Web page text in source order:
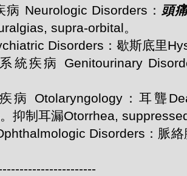
病 Neurologic Disorders： 頭
supra-orbital。
Disorders：歇斯底里
統疾病 Genitourinary
病 Otolaryngology：耳聾
抑制耳漏Otorrhea,
Disorders：脈